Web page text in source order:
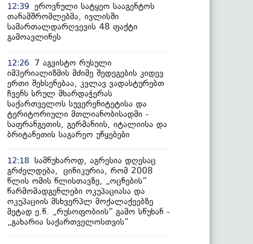
12:39 ეროვნული სატყეო სააგენტოს
თანამშრომლებმა, ივლისში
სამართალდარღვევის 48 ფაქტი
გამოავლინეს
12:26
7 აგვისტო რუსული
იმპერიალიზმის მძიმე შედეგების კიდევ
ერთი შეხსენებაა, კვლავ ვადასტურებთ
ჩვენს სრულ მხარდაჭერას
საქართველოს სუვერენიტეტისა და
ტერიტორიული მთლიანობისადმი -
საფრანგეთის, გერმანიის, იტალიისა და
ბრიტანეთის საგარეო უწყებები
12:18 სამწუხაროდ, აგრესია დღესაც
გრძელდება, ცინიკურია, რომ 2008
წლის ომის წლისთავზე, „ოცნების“
წარმომადგენლები ოკუპაციასა და
ოკუპაციის მსხვერპლ მოქალაქეებზე
მეტად ე.წ. „რუსოფობიის“ გამო სწუხან -
„გახარია საქართველოსთვის“